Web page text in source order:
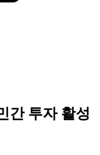
간 투자 활성